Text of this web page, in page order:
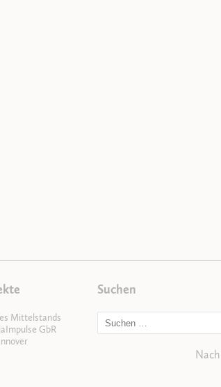
Mittelstands
GbR
Suchen